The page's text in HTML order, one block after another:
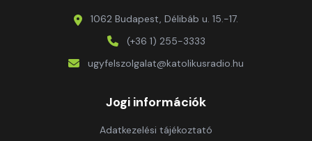
1062 Budapest, Délibáb u. 15.-17.
(+36 1) 255-3333
ugyfelszolgalat@katolikusradio.hu
Jogi információk
Adatkezelési tájékoztató